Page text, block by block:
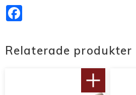
Relaterade produkter